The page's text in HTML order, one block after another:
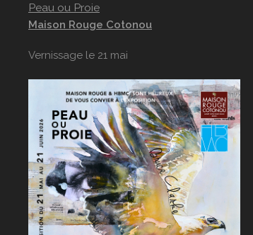
Peau ou Proie
Maison Rouge Cotonou
Vernissage le 21 mai